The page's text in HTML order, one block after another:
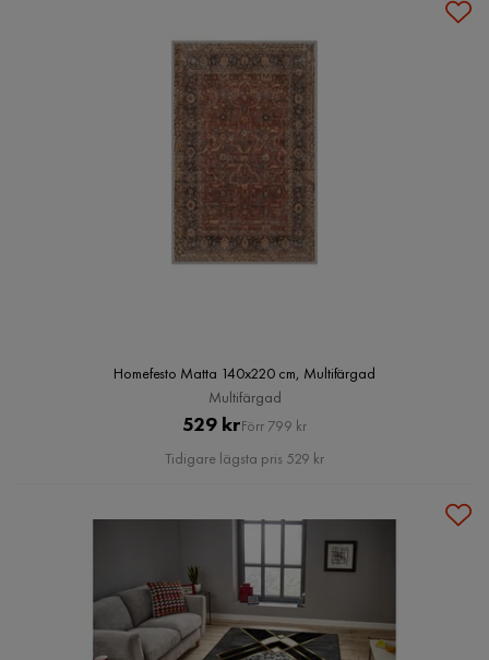
Homefesto Matta 140x220 cm, Multifärgad
Multifärgad
Pris
529 krOriginal
Pris
Förr 799 kr
Tidigare lägsta pris 529 kr